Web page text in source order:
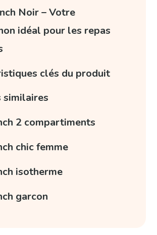
Noir – Votre
idéal pour les repas
clés du produit
similaires
2 compartiments
chic femme
isotherme
garcon